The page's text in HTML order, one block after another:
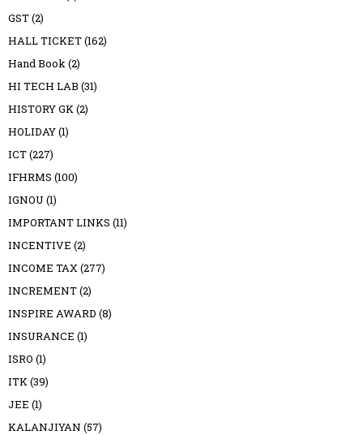
GST(2)
HALL TICKET(162)
Hand Book(2)
HI TECH LAB (31)
HISTORY GK(2)
HOLIDAY(1)
ICT(227)
IFHRMS (100)
IGNOU (1)
IMPORTANT LINKS (11)
INCENTIVE (2)
INCOME TAX(277)
INCREMENT(2)
INSPIRE AWARD (8)
INSURANCE (1)
ISRO (1)
ITK(39)
JEE (1)
KALANJIYAN (57)